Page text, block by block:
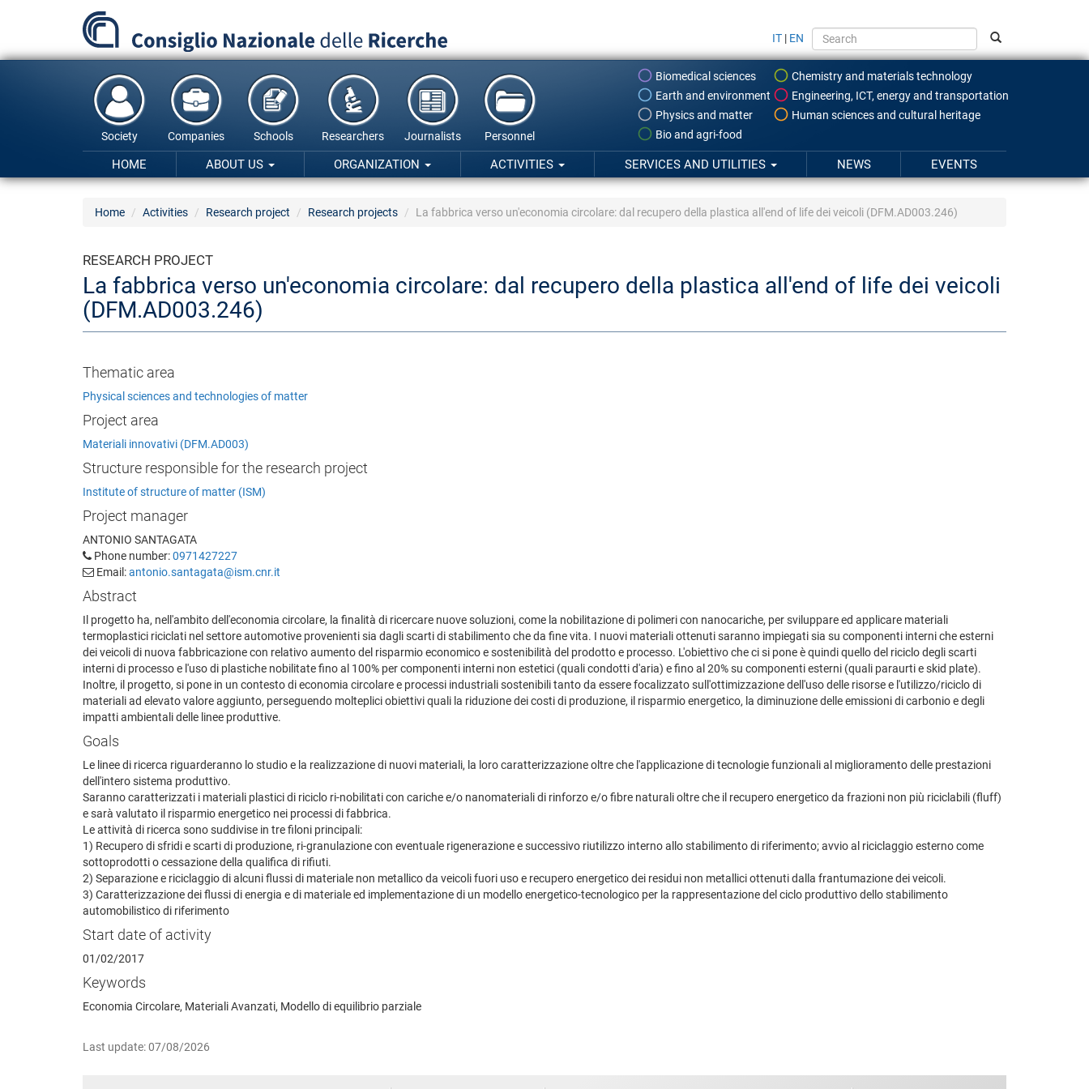
content
IT | EN
Biomedical sciences
Chemistry and materials technology
Earth and environment
Engineering, ICT, energy and transportation
Physics and matter
Human sciences and cultural heritage
Bio and agri-food
Society Companies Schools Researchers Journalists Personnel
HOME ABOUT US ORGANIZATION ACTIVITIES SERVICES AND UTILITIES NEWS EVENTS
Home Activities Research project Research projects La fabbrica verso un'economia circolare: dal recupero della plastica all'end of life dei veicoli (DFM.AD003.246)
RESEARCH PROJECT
La fabbrica verso un'economia circolare: dal recupero della plastica all'end of life dei veicoli
(DFM.AD003.246)
Thematic area
Physical sciences and technologies of matter
Project area
Materiali innovativi (DFM.AD003)
Structure responsible for the research project
Institute of structure of matter (ISM)
Project manager
ANTONIO SANTAGATA
Phone number:0971427227
Email:antonio.santagata@ism.cnr.it
Abstract
Il progetto ha, nell'ambito dell'economia circolare, la finalità di ricercare nuove soluzioni, come la nobilitazione di polimeri con nanocariche, per sviluppare ed applicare materiali
termoplastici riciclati nel settore automotive provenienti sia dagli scarti di stabilimento che da fine vita. I nuovi materiali ottenuti saranno impiegati sia su componenti interni che esterni
dei veicoli di nuova fabbricazione con relativo aumento del risparmio economico e sostenibilità del prodotto e processo. L'obiettivo che ci si pone è quindi quello del riciclo degli scarti
interni di processo e l'uso di plastiche nobilitate fino al 100% per componenti interni non estetici (quali condotti d'aria) e fino al 20% su componenti esterni (quali paraurti e skid plate).
Inoltre, il progetto, si pone in un contesto di economia circolare e processi industriali sostenibili tanto da essere focalizzato sull'ottimizzazione dell'uso delle risorse e l'utilizzo/riciclo di
materiali ad elevato valore aggiunto, perseguendo molteplici obiettivi quali la riduzione dei costi di produzione, il risparmio energetico, la diminuzione delle emissioni di carbonio e degli
impatti ambientali delle linee produttive.
Goals
Le linee di ricerca riguarderanno lo studio e la realizzazione di nuovi materiali, la loro caratterizzazione oltre che l'applicazione di tecnologie funzionali al miglioramento delle prestazioni
dell'intero sistema produttivo.
Saranno caratterizzati i materiali plastici di riciclo ri-nobilitati con cariche e/o nanomateriali di rinforzo e/o fibre naturali oltre che il recupero energetico da frazioni non più riciclabili (fluff)
e sarà valutato il risparmio energetico nei processi di fabbrica.
Le attività di ricerca sono suddivise in tre filoni principali:
1) Recupero di sfridi e scarti di produzione, ri-granulazione con eventuale rigenerazione e successivo riutilizzo interno allo stabilimento di riferimento; avvio al riciclaggio esterno come
sottoprodotti o cessazione della qualifica di rifiuti.
2) Separazione e riciclaggio di alcuni flussi di materiale non metallico da veicoli fuori uso e recupero energetico dei residui non metallici ottenuti dalla frantumazione dei veicoli.
3) Caratterizzazione dei flussi di energia e di materiale ed implementazione di un modello energetico-tecnologico per la rappresentazione del ciclo produttivo dello stabilimento
automobilistico di riferimento
Start date of activity
01/02/2017
Keywords
Economia Circolare, Materiali Avanzati, Modello di equilibrio parziale
Last update: 07/08/2026